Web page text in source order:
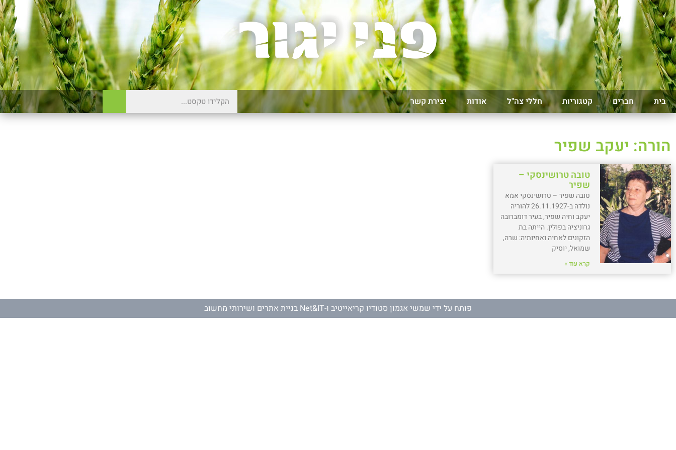
בית חברים קטגוריות חללי צה"ל אודות יצירת קשר
הורה: יעקב שפיר
טובה טרושינסקי –
שפיר
טובה שפיר – טרושינסקי אמא
נולדה ב-26.11.1927 להוריה
יעקב וחיה שפיר, בעיר דומברובה
גרוניציה בפולין. הייתה בת
הזקונים לאחיה ואחיותיה: שרה,
שמואל, יוסיק
קרא עוד »
פותח על ידי שמשי אגמון סטודיו קריאייטיב ו-Net&IT בניית אתרים ושירותי מחשוב